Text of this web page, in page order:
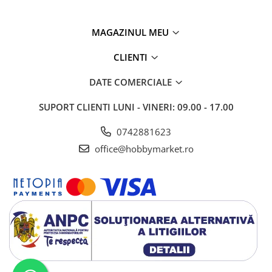
MAGAZINUL MEU
CLIENTI
DATE COMERCIALE
SUPORT CLIENTI LUNI - VINERI: 09.00 - 17.00
0742881623
office@hobbymarket.ro